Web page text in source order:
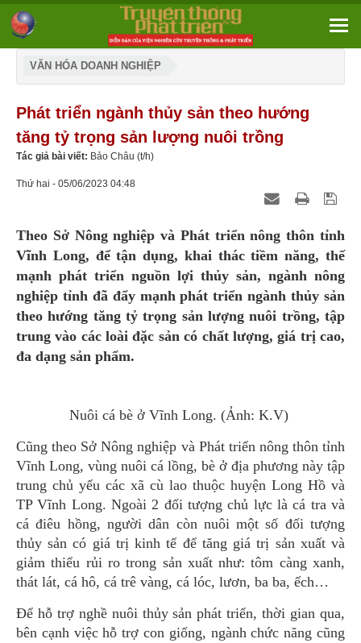
VĂN HÓA DOANH NGHIỆP
Phát triển ngành thủy sản theo hướng
tăng tỷ trọng sản lượng nuôi trồng
Tác giả bài viết: Bảo Châu (t/h)
Thứ hai - 05/06/2023 04:48
Theo Sở Nông nghiệp và Phát triển nông thôn tỉnh
Vĩnh Long, để tận dụng, khai thác tiềm năng, thế
mạnh phát triển nguồn lợi thủy sản, ngành nông
nghiệp tỉnh đã đẩy mạnh phát triển ngành thủy sản
theo hướng tăng tỷ trọng sản lượng nuôi trồng, tập
trung vào các loài đặc sản có chất lượng, giá trị cao,
đa dạng sản phẩm.
Nuôi cá bè ở Vĩnh Long. (Ảnh: K.V)
Cũng theo Sở Nông nghiệp và Phát triển nông thôn tỉnh
Vĩnh Long, vùng nuôi cá lồng, bè ở địa phương này tập
trung chủ yếu các xã cù lao thuộc huyện Long Hồ và
TP Vĩnh Long. Ngoài 2 đối tượng chủ lực là cá tra và
cá điêu hồng, người dân còn nuôi một số đối tượng
thủy sản có giá trị kinh tế để tăng giá trị sản xuất và
giảm thiểu rủi ro trong sản xuất như: tôm càng xanh,
thát lát, cá hô, cá trê vàng, cá lóc, lươn, ba ba, ếch…
Để hỗ trợ nghề nuôi thủy sản phát triển, thời gian qua,
bên cạnh việc hỗ trợ con giống, ngành chức năng cũng